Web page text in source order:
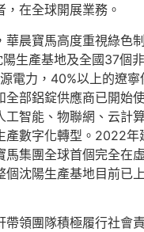
，在全球開展業務。
華晨寶馬高度重視綠色
陽生產基地及全國37個
電力，40%以上的遼
全部鋁錠供應商已開始
工智能、物聯網、云計
產數字化轉型。2022年
馬集團全球首個完全在
個沈陽生產基地目前已
帶領團隊積極履行社會